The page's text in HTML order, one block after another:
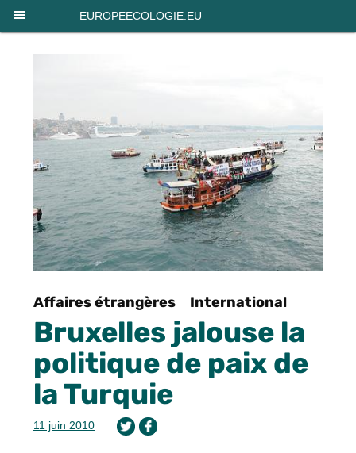
EUROPEECOLOGIE.EU
Affaires étrangères International
Bruxelles jalouse la
politique de paix de
la Turquie
11 juin 2010